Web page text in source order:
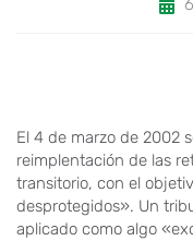
El 4 de marzo de 2002
reimplentación de las
transitorio, con el
desprotegidos». Un
aplicado como algo